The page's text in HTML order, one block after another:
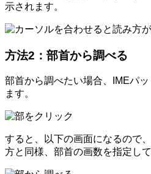
示されます。
方法2：部首から調べる
部首から調べたい場合、IMEパ
ます。
すると、以下の画面になるので
方と同様、部首の画数を指定し